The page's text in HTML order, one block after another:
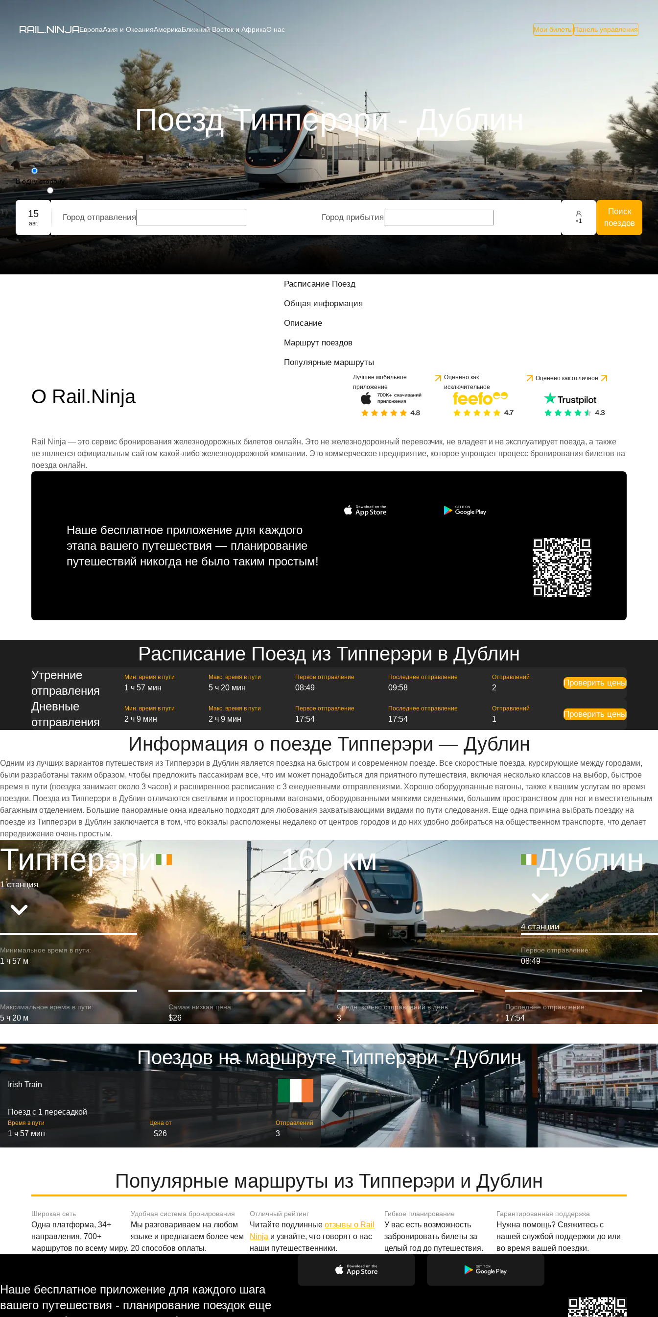
ЕвропаАзия и ОкеанияАмерикаБлижний Восток и АфрикаО нас Мои билеты Панель управления
Поезд Типперэри - Дублин
В одну сторону
Туда-обратно
Групповое бронирование
15
авг.
Город отправления Город прибытия ×1
Поиск
поездов
Расписание Поезд
Общая информация
Описание
Маршрут поездов
Популярные маршруты
О Rail.Ninja
Лучшее мобильное
приложение
Оценено как
исключительное
Оценено как отличное
Rail Ninja — это сервис бронирования железнодорожных билетов онлайн. Это не железнодорожный перевозчик, не владеет и не эксплуатирует поезда, а также
не является официальным сайтом какой-либо железнодорожной компании. Это коммерческое предприятие, которое упрощает процесс бронирования билетов на
поезда онлайн.
Наше бесплатное приложение для каждого
этапа вашего путешествия — планирование
путешествий никогда не было таким простым!
Расписание Поезд из Типперэри в Дублин
Утренние
отправления
Мин. время в пути
1 ч 57 мин
Макс. время в пути
5 ч 20 мин
Первое отправление
08:49
Последнее отправление
09:58
Отправлений
2
Проверить цены
Дневные
отправления
Мин. время в пути
2 ч 9 мин
Макс. время в пути
2 ч 9 мин
Первое отправление
17:54
Последнее отправление
17:54
Отправлений
1
Проверить цены
Информация о поезде Типперэри — Дублин
Одним из лучших вариантов путешествия из Типперэри в Дублин является поездка на быстром и современном поезде. Все скоростные поезда, курсирующие между городами,
были разработаны таким образом, чтобы предложить пассажирам все, что им может понадобиться для приятного путешествия, включая несколько классов на выбор, быстрое
время в пути (поездка занимает около 3 часов) и расширенное расписание с 3 ежедневными отправлениями. Хорошо оборудованные вагоны, также к вашим услугам во время
поездки. Поезда из Типперэри в Дублин отличаются светлыми и просторными вагонами, оборудованными мягкими сиденьями, большим пространством для ног и вместительным
багажным отделением. Большие панорамные окна идеально подходят для любования захватывающими видами по пути следования. Еще одна причина выбрать поездку на
поезде из Типперэри в Дублин заключается в том, что вокзалы расположены недалеко от центров городов и до них удобно добираться на общественном транспорте, что делает
передвижение очень простым.
Типперэри
1 станция
160 км Дублин
4 станции
Минимальное время в пути:
1 ч 57 м
Первое отправление:
08:49
Максимальное время в пути:
5 ч 20 м
Самая низкая цена:
$26
Средн. кол-во отправлений в день:
3
Последнее отправление:
17:54
Поездов на маршруте Типперэри - Дублин
Irish Train
Поезд с 1 пересадкой
Время в пути
1 ч 57 мин
Цена от
$26
Отправлений
3
Популярные маршруты из Типперэри и Дублин
Широкая сеть
Одна платформа, 34+
направления, 700+
маршрутов по всему миру.
Удобная система бронирования
Мы разговариваем на любом
языке и предлагаем более чем
20 способов оплаты.
Отличный рейтинг
Читайте подлинныеотзывы о Rail
Ninja и узнайте, что говорят о нас
наши путешественники.
Гибкое планирование
У вас есть возможность
забронировать билеты за
целый год до путешествия.
Гарантированная поддержка
Нужна помощь? Свяжитесь с
нашей службой поддержки до или
во время вашей поездки.
Наше бесплатное приложение для каждого шага
вашего путешествия - планирование поездок еще